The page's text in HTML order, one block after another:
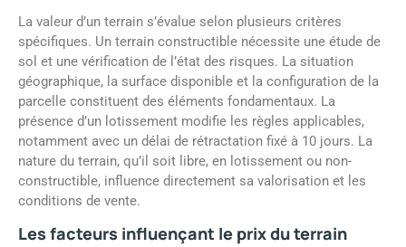
La valeur d’un terrain s’évalue selon plusieurs critères
spécifiques. Un terrain constructible nécessite une étude de
sol et une vérification de l’état des risques. La situation
géographique, la surface disponible et la configuration de la
parcelle constituent des éléments fondamentaux. La
présence d’un lotissement modifie les règles applicables,
notamment avec un délai de rétractation fixé à 10 jours. La
nature du terrain, qu’il soit libre, en lotissement ou non-
constructible, influence directement sa valorisation et les
conditions de vente.
Les facteurs influençant le prix du terrain